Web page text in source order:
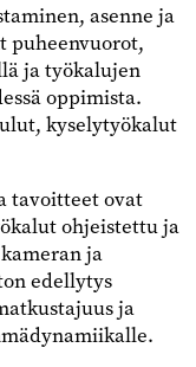
asenne ja
puheenvuorot,
ja työkalujen
oppimista.
kyselytyökalut
tavoitteet ovat
ohjeistettu ja
ja
edellytys
ja